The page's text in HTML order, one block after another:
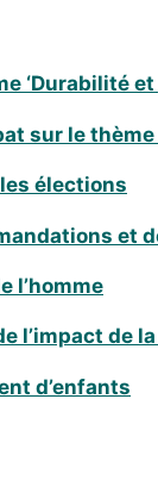
‘Durabilité
sur le thème
élections
et
l’homme
l’impact de
d’enfants